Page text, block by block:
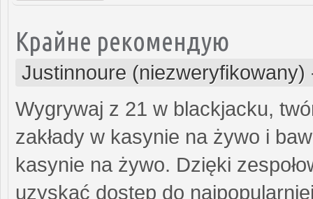
Крайне рекомендую
Justinnoure (niezweryfikowany)
Wygrywaj z 21 w blackjacku,
zakłady w kasynie na żywo i
kasynie na żywo. Dzięki
uzyskać dostęp do